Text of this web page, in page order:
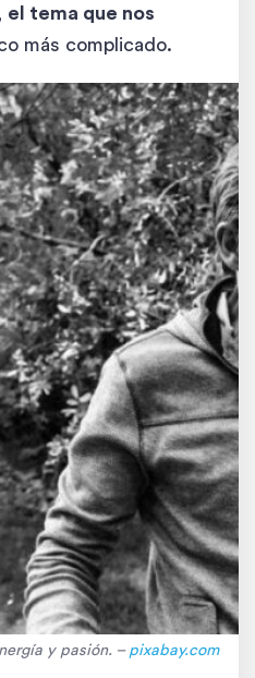
el tema que nos
más complicado.
y pasión. – pixabay.com